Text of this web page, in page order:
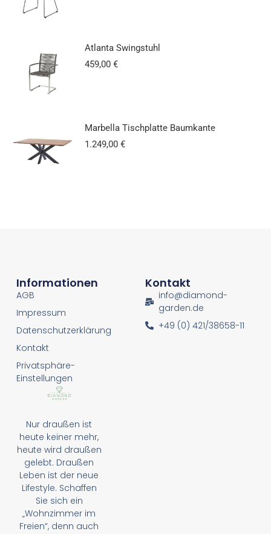
Atlanta Swingstuhl
459,00 €
Marbella Tischplatte Baumkante
1.249,00 €
Nur draußen ist
heute keiner mehr,
heute wird draußen
gelebt. Draußen
Leben ist der neue
Lifestyle. Schaffen
Sie sich ein
„Wohnzimmer im
Freien“, denn auch
Informationen
AGB
Impressum
Datenschutzerklärung
Kontakt
Privatsphäre-
Einstellungen
Kontakt
info@diamond-
garden.de
+49 (0) 421/38658-11